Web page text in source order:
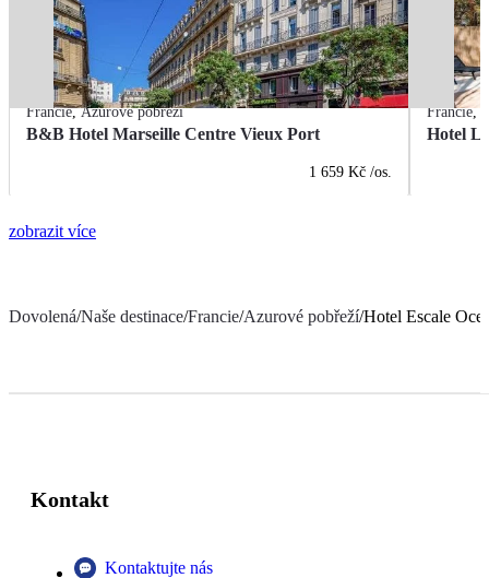
Francie,Azurové pobřeží
B&B Hotel Marseille Centre Vieux Port
1 659 Kč /os.
Francie,
Hotel
zobrazit více
Dovolená/Naše destinace/Francie/Azurové pobřeží/Hotel Escale
Kontakt
Kontaktujte nás